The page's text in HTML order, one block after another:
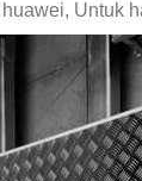
Untuk